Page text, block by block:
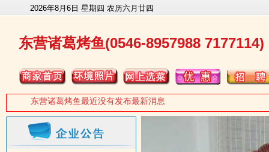
2026年8月6日 星期四 农历六月廿四
东营诸葛烤鱼(0546-8957988 7177114)
东营诸葛烤鱼最近没有发布最新消息